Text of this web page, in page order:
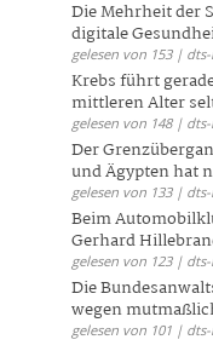
Die Mehrheit der
digitale
gelesen von 153 |
Krebs führt
mittleren Alter
gelesen von 148 |
Der
und Ägypten hat
gelesen von 133 |
Beim
Gerhard
gelesen von 123 |
Die
wegen
gelesen von 101 |